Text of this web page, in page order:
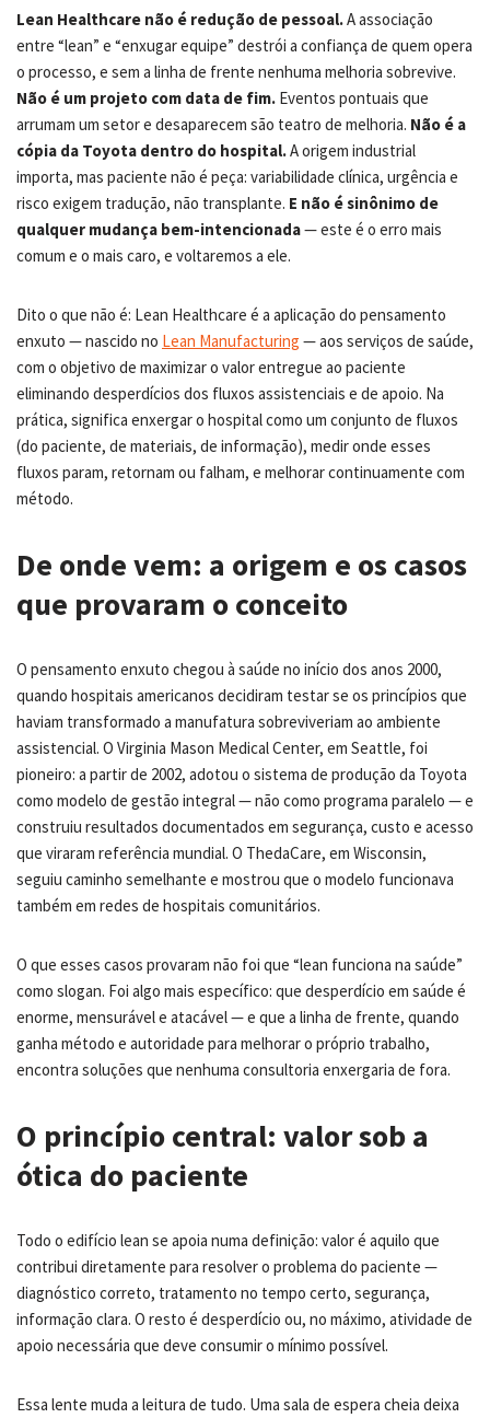
Lean Healthcare não é redução de pessoal.A associação
entre “lean” e “enxugar equipe” destrói a confiança de quem opera
o processo, e sem a linha de frente nenhuma melhoria sobrevive.
Não é um projeto com data de fim. Eventos pontuais que
arrumam um setor e desaparecem são teatro de melhoria. Não é a
cópia da Toyota dentro do hospital.A origem industrial
importa, mas paciente não é peça: variabilidade clínica, urgência e
risco exigem tradução, não transplante. E não é sinônimo de
qualquer mudança bem-intencionada— este é o erro mais
comum e o mais caro, e voltaremos a ele.
Dito o que não é: Lean Healthcare é a aplicação do pensamento
enxuto — nascido no Lean Manufacturing — aos serviços de saúde,
com o objetivo de maximizar o valor entregue ao paciente
eliminando desperdícios dos fluxos assistenciais e de apoio. Na
prática, significa enxergar o hospital como um conjunto de fluxos
(do paciente, de materiais, de informação), medir onde esses
fluxos param, retornam ou falham, e melhorar continuamente com
método.
De onde vem: a origem e os casos
que provaram o conceito
O pensamento enxuto chegou à saúde no início dos anos 2000,
quando hospitais americanos decidiram testar se os princípios que
haviam transformado a manufatura sobreviveriam ao ambiente
assistencial. O Virginia Mason Medical Center, em Seattle, foi
pioneiro: a partir de 2002, adotou o sistema de produção da Toyota
como modelo de gestão integral — não como programa paralelo — e
construiu resultados documentados em segurança, custo e acesso
que viraram referência mundial. O ThedaCare, em Wisconsin,
seguiu caminho semelhante e mostrou que o modelo funcionava
também em redes de hospitais comunitários.
O que esses casos provaram não foi que “lean funciona na saúde”
como slogan. Foi algo mais específico: que desperdício em saúde é
enorme, mensurável e atacável — e que a linha de frente, quando
ganha método e autoridade para melhorar o próprio trabalho,
encontra soluções que nenhuma consultoria enxergaria de fora.
O princípio central: valor sob a
ótica do paciente
Todo o edifício lean se apoia numa definição: valor é aquilo que
contribui diretamente para resolver o problema do paciente —
diagnóstico correto, tratamento no tempo certo, segurança,
informação clara. O resto é desperdício ou, no máximo, atividade de
apoio necessária que deve consumir o mínimo possível.
Essa lente muda a leitura de tudo. Uma sala de espera cheia deixa